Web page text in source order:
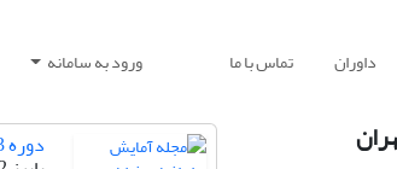
داوران تماس با ما ورود به سامانه
دوره 13، شماره 3